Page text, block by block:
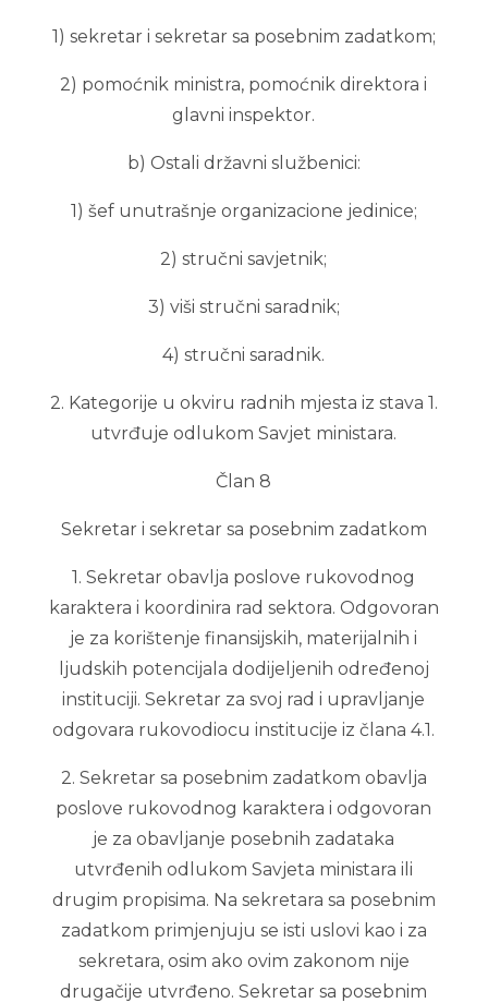
1) sekretar i sekretar sa posebnim zadatkom;
2) pomoćnik ministra, pomoćnik direktora i
glavni inspektor.
b) Ostali državni službenici:
1) šef unutrašnje organizacione jedinice;
2) stručni savjetnik;
3) viši stručni saradnik;
4) stručni saradnik.
2. Kategorije u okviru radnih mjesta iz stava 1.
utvrđuje odlukom Savjet ministara.
Član 8
Sekretar i sekretar sa posebnim zadatkom
1. Sekretar obavlja poslove rukovodnog
karaktera i koordinira rad sektora. Odgovoran
je za korištenje finansijskih, materijalnih i
ljudskih potencijala dodijeljenih određenoj
instituciji. Sekretar za svoj rad i upravljanje
odgovara rukovodiocu institucije iz člana 4.1.
2. Sekretar sa posebnim zadatkom obavlja
poslove rukovodnog karaktera i odgovoran
je za obavljanje posebnih zadataka
utvrđenih odlukom Savjeta ministara ili
drugim propisima. Na sekretara sa posebnim
zadatkom primjenjuju se isti uslovi kao i za
sekretara, osim ako ovim zakonom nije
drugačije utvrđeno. Sekretar sa posebnim